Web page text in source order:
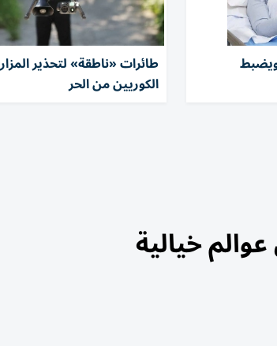
طائرات «ناطقة» لتحذير
الكوريين من الحر
خيالية